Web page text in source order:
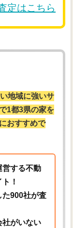
定はこちら
地域に強いサ
1都3県の家を
おすすめで
営する不動
！
た900社が査
社がいない